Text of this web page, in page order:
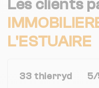
Les clients
L'ESTUAIRE
33 thierryd 5/